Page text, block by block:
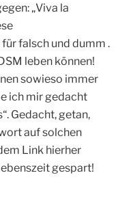
„Viva la
falsch und dumm .
leben können!
sowieso immer
ich mir gedacht
Gedacht, getan,
auf solchen
Link hierher
gespart!